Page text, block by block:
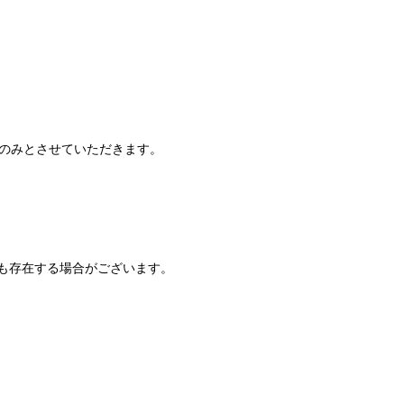
とさせていただきます。
在する場合がございます。